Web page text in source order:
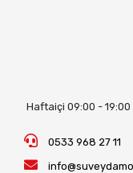
Haftaiçi 09:00 - 19:00
0533 968 27 11